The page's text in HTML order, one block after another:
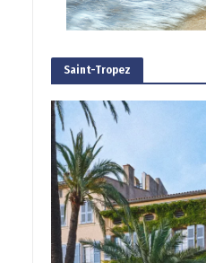
Saint-Tropez